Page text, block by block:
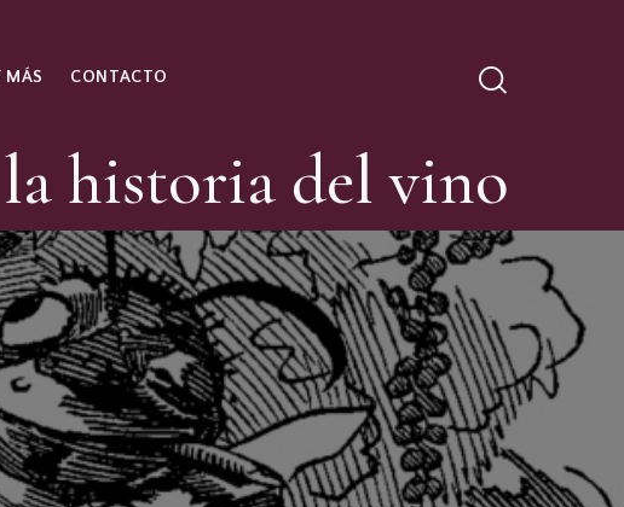
MÁS CONTACTO
historia del vino